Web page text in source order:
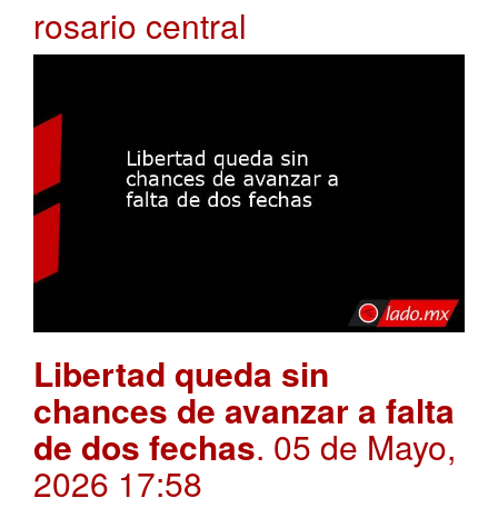
rosario central
Libertad queda sin
chances de avanzar a falta
de dos fechas. 05 de Mayo,
2026 17:58